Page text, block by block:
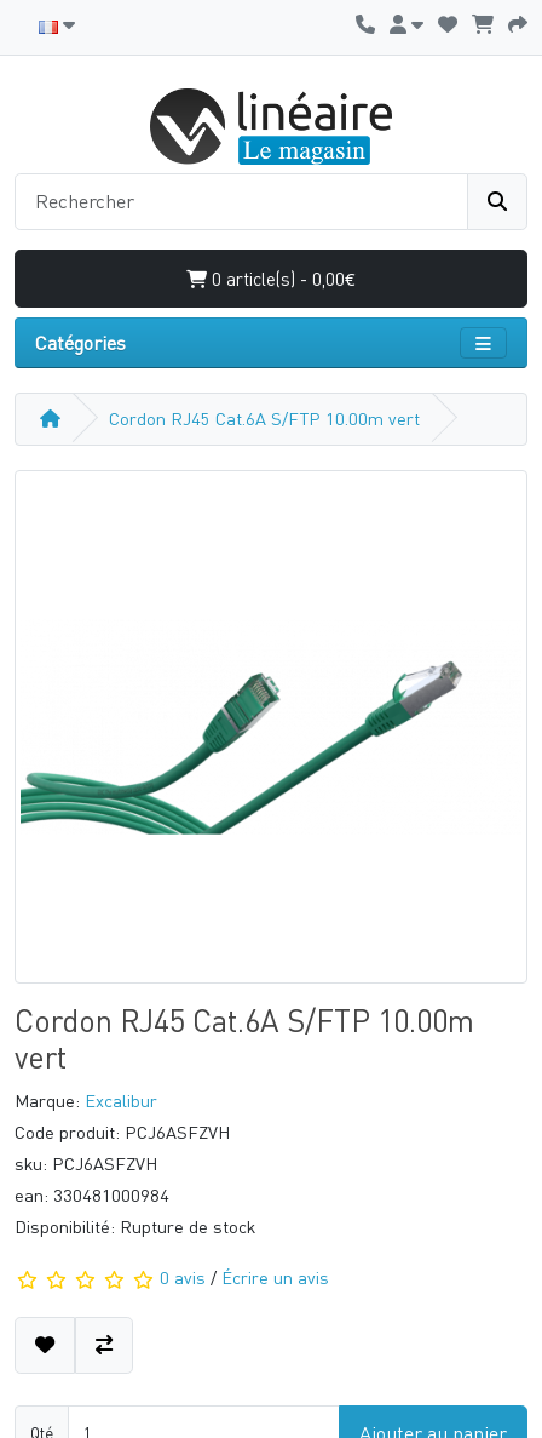
0 article(s) - 0,00€
Catégories
Cordon RJ45 Cat.6A S/FTP 10.00m vert
Cordon RJ45 Cat.6A S/FTP 10.00m
vert
Marque: Excalibur
Code produit: PCJ6ASFZVH
sku: PCJ6ASFZVH
ean: 330481000984
Disponibilité: Rupture de stock
0 avis / Écrire un avis
Qté